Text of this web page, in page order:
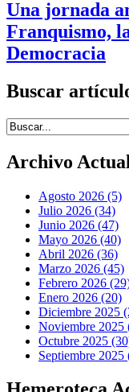
Una jornada
Franquismo,
Democracia
Buscar
Introduce términos de
Archivo
Agosto 2026 (5)
Julio 2026 (34)
Junio 2026 (47)
Mayo 2026 (40)
Abril 2026 (36)
Marzo 2026 (45)
Febrero 2026
Enero 2026 (20)
Diciembre 2025
Noviembre 2025
Octubre 2025
Septiembre 2025